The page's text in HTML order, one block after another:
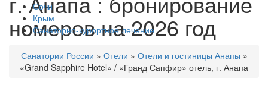
Сочи
Крым
Санаторно-курортное лечение
номеров на 2026 год
Санатории России » Отели » Отели и гостиницы Анапы »
«Grand Sapphire Hotel» / «Гранд Сапфир» отель, г. Анапа